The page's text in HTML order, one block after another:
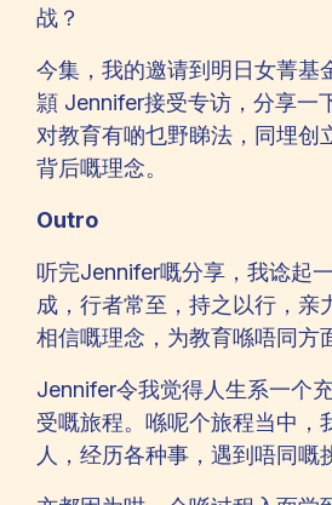
战？
今集，我的邀请到明日女菁基
頴 Jennifer接受专访，分享一
对教育有啲乜野睇法，同埋创
背后嘅理念。
Outro
听完Jennifer嘅分享，我谂起
成，行者常至，持之以行，亲
相信嘅理念，为教育喺唔同方
Jennifer令我觉得人生系一个
受嘅旅程。喺呢个旅程当中，
人，经历各种事，遇到唔同嘅